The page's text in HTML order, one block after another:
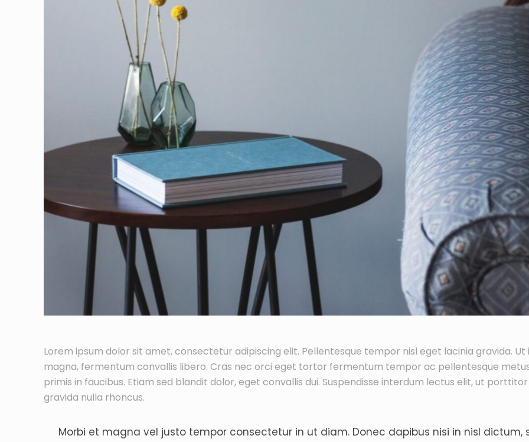
Lorem ipsum dolor sit amet, consectetur adipiscing elit. Pellentesque tempor nisl eget lacinia gravida.
magna, fermentum convallis libero. Cras nec orci eget tortor fermentum tempor ac pellentesque
primis in faucibus. Etiam sed blandit dolor, eget convallis dui. Suspendisse interdum lectus elit, ut
gravida nulla rhoncus.
Morbi et magna vel justo tempor consectetur in ut diam. Donec dapibus nisi in nisl